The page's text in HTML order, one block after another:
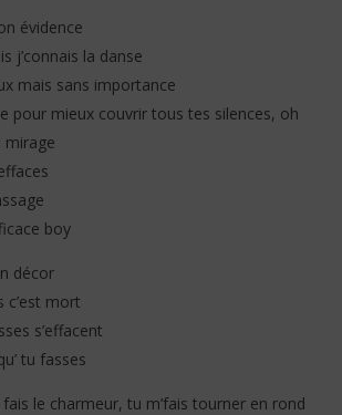
NOW VIEWING
– Palolé palolé (Lyrics)
évidence
j’connais la danse
mais sans importance
pour mieux couvrir tous tes silences, oh
mirage
boy
décor
c’est mort
s’effacent
tu fasses
le charmeur, tu m’fais tourner en rond